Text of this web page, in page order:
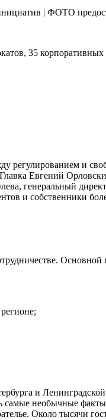
35
регулированием и
Евгений
генеральный
и собст­венники
Основной
и
самые необычные
Около тысячи